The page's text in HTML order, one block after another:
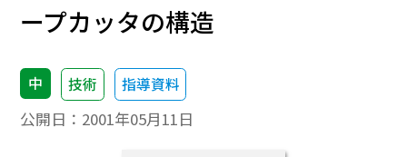
ープカッタの構造
中 技術 指導資料
公開日： 2001年05月11日